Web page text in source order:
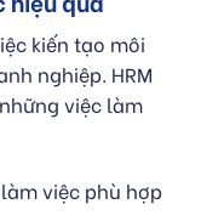
kiến tạo môi
nghiệp. HRM
việc làm
việc phù hợp